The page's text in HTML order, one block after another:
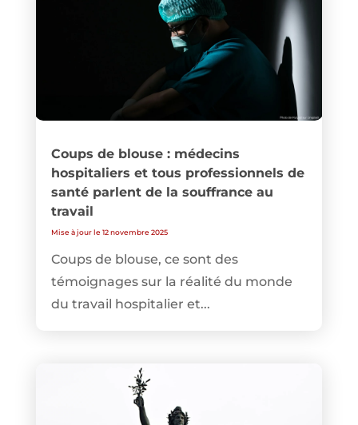
Coups de blouse : médecins
hospitaliers et tous professionnels de
santé parlent de la souffrance au
travail
Mise à jour le 12 novembre 2025
Coups de blouse, ce sont des
témoignages sur la réalité du monde
du travail hospitalier et...